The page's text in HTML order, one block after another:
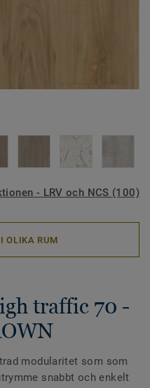
- LRV och NCS (100)
OLIKA RUM
traffic 70 -
modularitet som som
snabbt och enkelt